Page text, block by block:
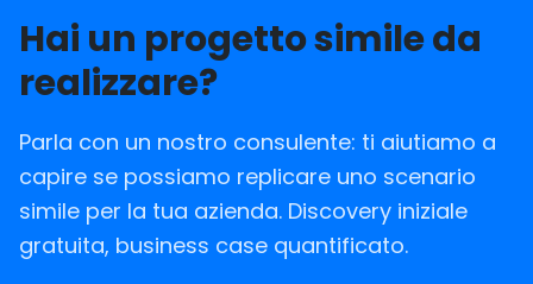
Hai un progetto simile da
realizzare?
Parla con un nostro consulente: ti aiutiamo a
capire se possiamo replicare uno scenario
simile per la tua azienda. Discovery iniziale
gratuita, business case quantificato.